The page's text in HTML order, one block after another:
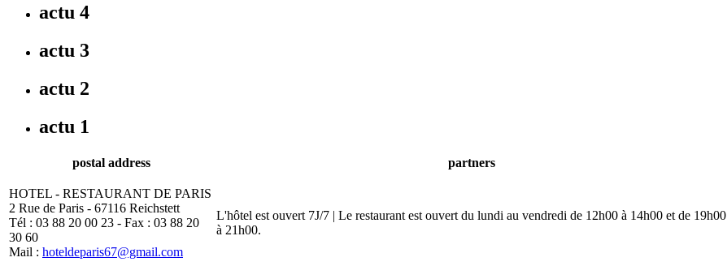
actu 4
actu 3
actu 2
actu 1
postal address partners
HOTEL - RESTAURANT DE PARIS
2 Rue de Paris - 67116 Reichstett
Tél : 03 88 20 00 23 - Fax : 03 88 20
30 60
Mail : hoteldeparis67@gmail.com
L'hôtel est ouvert 7J/7 | Le restaurant est ouvert du lundi au vendredi de 12h00 à 14h00 et de 19h00
à 21h00.